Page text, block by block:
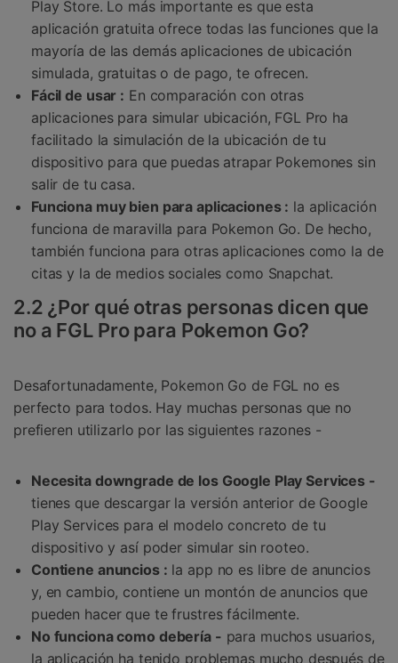
Play Store. Lo más importante es que esta
aplicación gratuita ofrece todas las funciones que la
mayoría de las demás aplicaciones de ubicación
simulada, gratuitas o de pago, te ofrecen.
Fácil de usar : En comparación con otras
aplicaciones para simular ubicación, FGL Pro ha
facilitado la simulación de la ubicación de tu
dispositivo para que puedas atrapar Pokemones sin
salir de tu casa.
Funciona muy bien para aplicaciones : la aplicación
funciona de maravilla para Pokemon Go. De hecho,
también funciona para otras aplicaciones como la de
citas y la de medios sociales como Snapchat.
2.2 ¿Por qué otras personas dicen que
no a FGL Pro para Pokemon Go?
Desafortunadamente, Pokemon Go de FGL no es
perfecto para todos. Hay muchas personas que no
prefieren utilizarlo por las siguientes razones -
Necesita downgrade de los Google Play Services -
tienes que descargar la versión anterior de Google
Play Services para el modelo concreto de tu
dispositivo y así poder simular sin rooteo.
Contiene anuncios : la app no es libre de anuncios
y, en cambio, contiene un montón de anuncios que
pueden hacer que te frustres fácilmente.
No funciona como debería - para muchos usuarios,
la aplicación ha tenido problemas mucho después de